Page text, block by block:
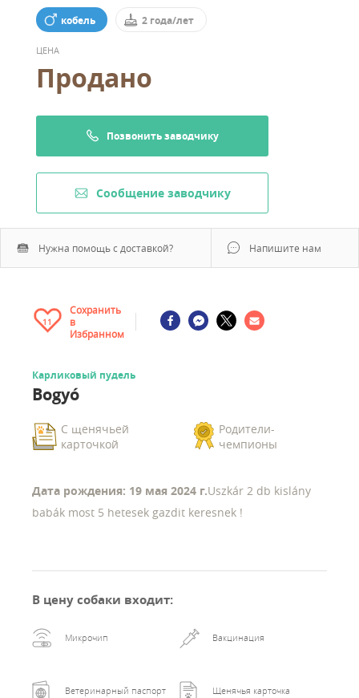
кобель 2 года/лет
ЦЕНА
Продано
Позвонить заводчику
Cообщение заводчику
Нужна помощь с доставкой? Напишите нам
11
Сохранить
в
Избранном
Карликовый пудель
Bogyó
С щенячьей
карточкой
Родители-
чемпионы
Дата рождения: 19 мая 2024 г.Uszkár 2 db kislány
babák most 5 hetesek gazdit keresnek !
В цену собаки входит:
Микрочип Вакцинация
Ветеринарный паспорт Щенячья карточка